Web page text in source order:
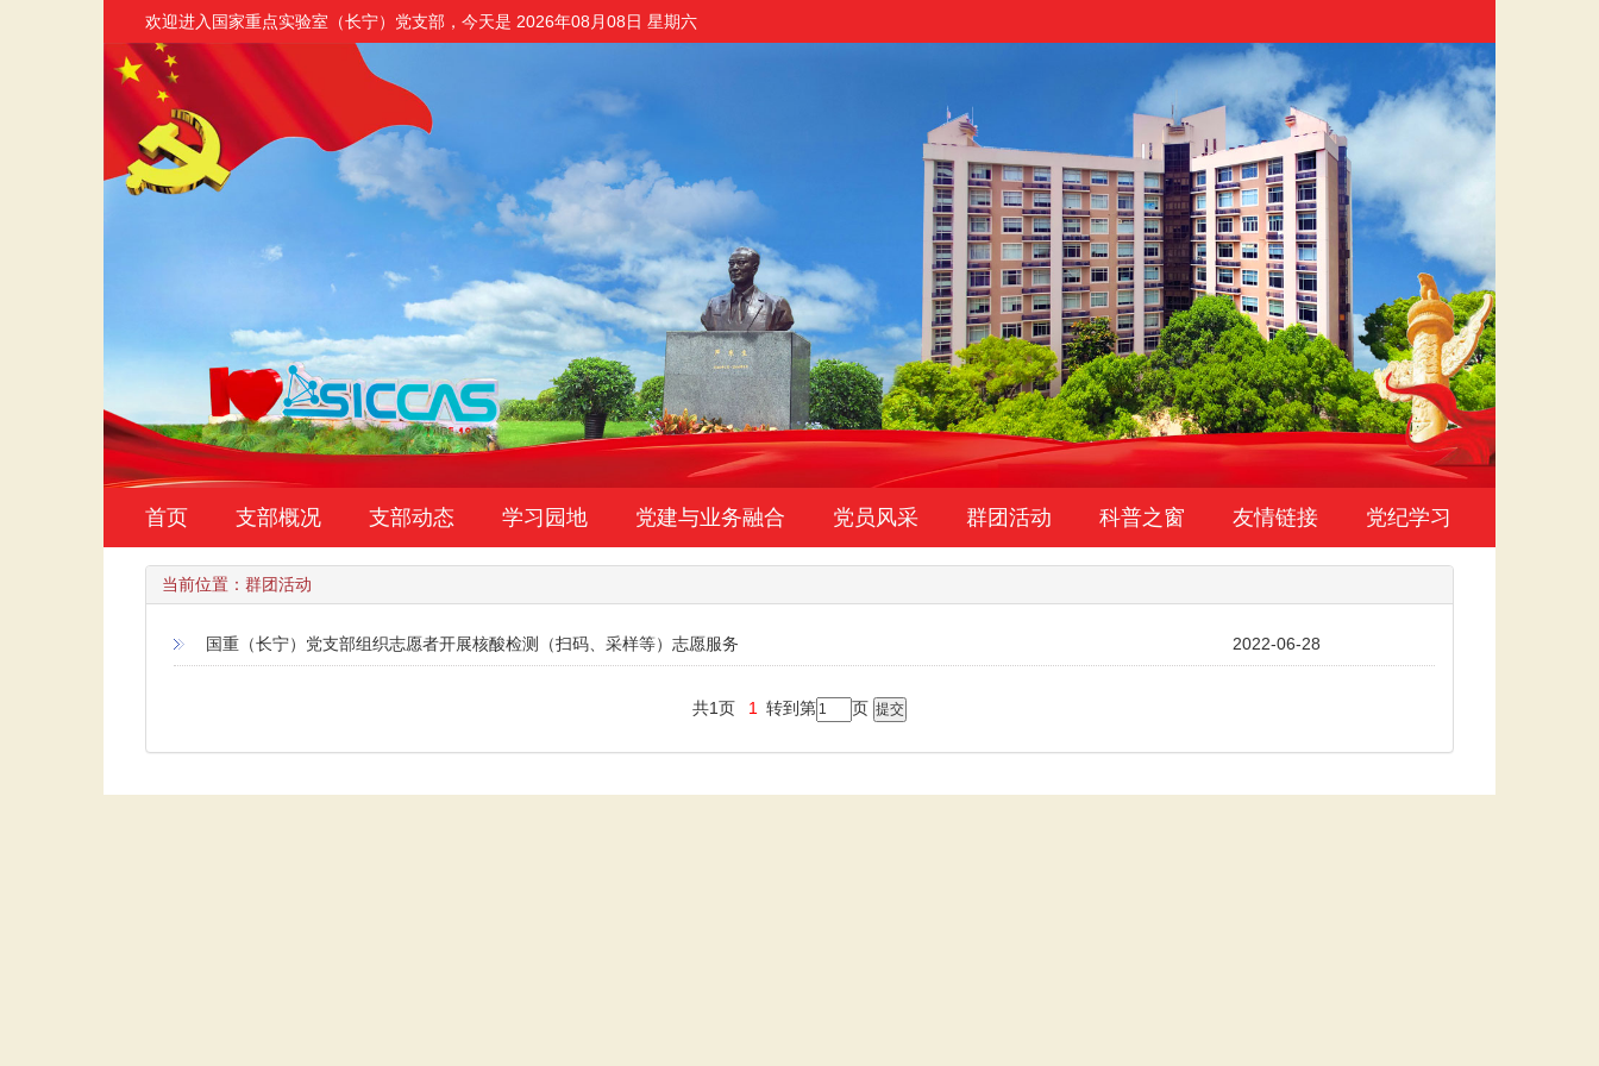
欢迎进入国家重点实验室（长宁）党支部 ，今天是 2026年08月08日 星期六
首页 支部概况 支部动态 学习园地 党建与业务融合 党员风采 群团活动 科普之窗 友情链接 党纪学习
当前位置： 群团活动
国重（长宁）党支部组织志愿者开展核酸检测（扫码、采样等）志愿服务 2022-06-28
共1页 1 转到第 页